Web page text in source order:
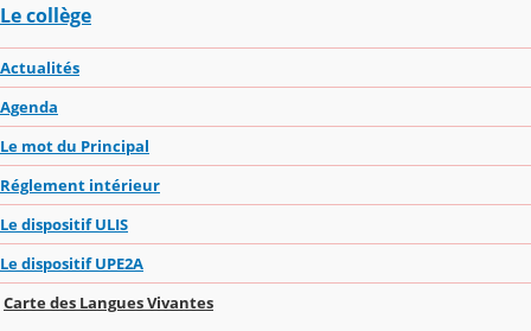
Le collège
Actualités
Agenda
Le mot du Principal
Réglement intérieur
Le dispositif ULIS
Le dispositif UPE2A
Carte des Langues Vivantes